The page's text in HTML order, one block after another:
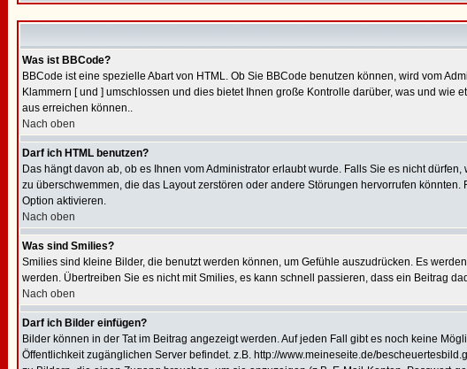
Was ist BBCode?
BBCode ist eine spezielle Abart von HTML. Ob Sie BBCode benutzen können, wird vom
Klammern [ und ] umschlossen und dies bietet Ihnen große Kontrolle darüber, was und
aus erreichen können..
Nach oben
Darf ich HTML benutzen?
Das hängt davon ab, ob es Ihnen vom Administrator erlaubt wurde. Falls Sie es nicht
zu überschwemmen, die das Layout zerstören oder andere Störungen hervorrufen
Option aktivieren.
Nach oben
Was sind Smilies?
Smilies sind kleine Bilder, die benutzt werden können, um Gefühle auszudrücken. Es
werden. Übertreiben Sie es nicht mit Smilies, es kann schnell passieren, dass ein Beitrag
Nach oben
Darf ich Bilder einfügen?
Bilder können in der Tat im Beitrag angezeigt werden. Auf jeden Fall gibt es noch keine
Öffentlichkeit zugänglichen Server befindet. z.B. http://www.meineseite.de/